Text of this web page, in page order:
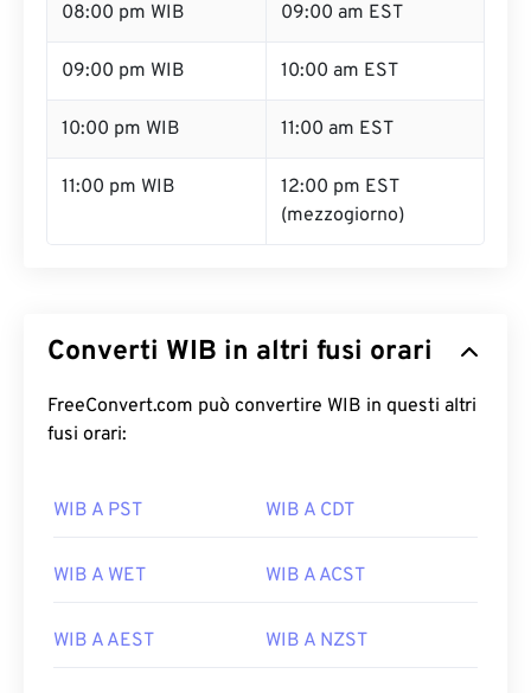
08:00 pm WIB 09:00 am EST
09:00 pm WIB 10:00 am EST
10:00 pm WIB 11:00 am EST
11:00 pm WIB
12:00 pm EST
(mezzogiorno)
Converti WIB in altri fusi orari
FreeConvert.com può convertire WIB in questi altri
fusi orari:
WIB A PST WIB A CDT
WIB A WET WIB A ACST
WIB A AEST WIB A NZST